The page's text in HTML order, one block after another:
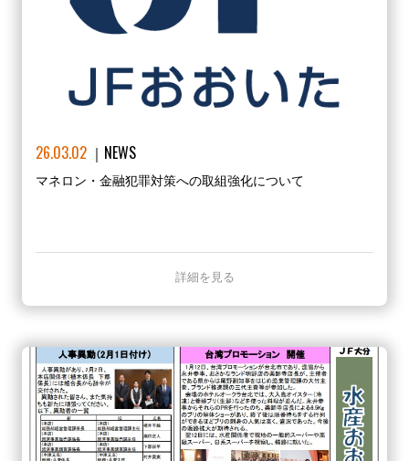
26.03.02 NEWS
マネロン・金融犯罪対策への取組強化について
詳細を見る